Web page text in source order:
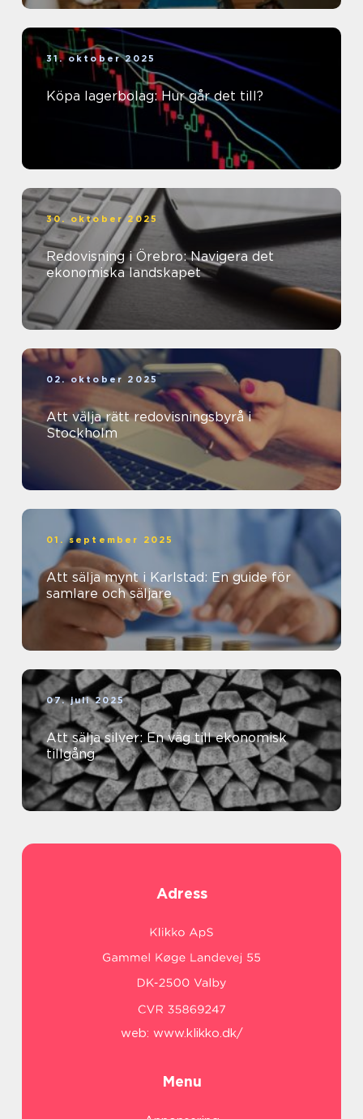
31. oktober 2025
Köpa lagerbolag: Hur går det till?
30. oktober 2025
Redovisning i Örebro: Navigera det
ekonomiska landskapet
02. oktober 2025
Att välja rätt redovisningsbyrå i
Stockholm
01. september 2025
Att sälja mynt i Karlstad: En guide för
samlare och säljare
07. juli 2025
Att sälja silver: En väg till ekonomisk
tillgång
Adress
web: www.klikko.dk/
Menu